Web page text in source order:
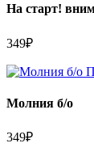
На старт!
349₽
Молния б/о
349₽